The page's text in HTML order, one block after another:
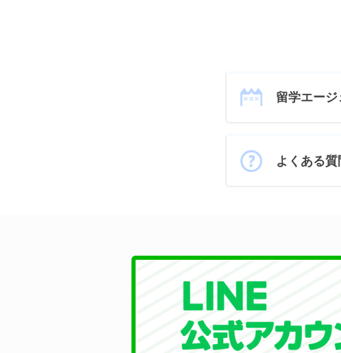
留学エー
よくある質